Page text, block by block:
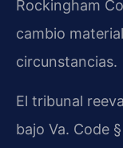
Rockingham
cambio
circunstancias.
El tribunal
bajo Va. Code